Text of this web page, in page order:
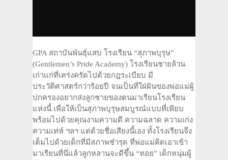
GPA สถาบันพันธุ์แสบ โรงเรียน “สุภาพบุรุษ”
(Gentlemen’s Pride Academy) โรงเรียนชายล้วน
เก่าแก่ที่เคร่งครัดไปด้วยกฎระเบียบ มี
ประวัติศาสตร์กว่าร้อยปี จนเป็นที่ใฝ่ฝันของพ่อแม่ผู้
ปกครองอยากส่งลูกชายของตนมาเรียนโรงเรียน
แห่งนี้ เพื่อให้เป็นสุภาพบุรุษสมบูรณ์แบบที่เพียบ
พร้อมไปด้วยคุณงามความดี ความฉลาด ความเก่ง
ความเท่ห์ ฯลฯ แต่ด้วยชื่อเสียงนี้เอง ทั้งโรงเรียนจึง
เต็มไปด้วยเด็กที่มีสภาพชำรุด ที่พ่อแม่คิดเอาเข้า
มาเรียนที่นี่แล้วลูกหลานจะดีขึ้น “ทอย” เด็กหนุ่มผู้